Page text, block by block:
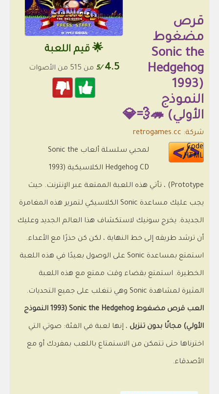
🌟 قيم اللعبة
4.5
/5 من 515 من الأصوات
قرص
مضغوط
Sonic the
Hedgehog
(1993
النموذج
الأولي) 🦔💨💎
شركة: retrogames.cc
Code
HTML
لمحبي سلسلة ألعاب Sonic the
Hedgehog CD الكلاسيكية (1993
Prototype) ، تأتي هذه اللعبة الممتعة عبر الإنترنت. حيث
يجب عليك مساعدة Sonic الكلاسيكي لتمرير هذه المغامرة
الجديدة. يخرج سونيك لاستكشاف هذا العالم الجديد وعليك
أن ترشد طريقه إلى خط النهاية ، لكن كن حذرًا مع الأعداء.
استمتع بمساعدة Sonic على الوصول بعيدًا في هذه اللعبة
الخطيرة. استمتع بقضاء وقت ممتع مع هذه اللعبة
المثيرة لمشاهدة Sonic وهي تتغلب على جميع التحديات.
العب قرص مضغوط Sonic the Hedgehog (1993 النموذج
الأولي) مجانًا بدون تنزيل ، إنها لعبة في الفئة: صوتي التي
اخترناها حتى تتمكن من الاستمتاع باللعب بمفردك أو مع
الأصدقاء.